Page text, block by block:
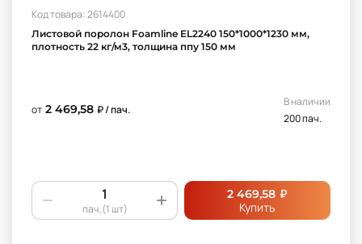
Код товара: 2614400
Листовой поролон Foamline EL2240 150*1000*1230 мм,
плотность 22 кг/м3, толщина ппу 150 мм
от 2 469,58 ₽ / пач.
В наличии
200 пач.
пач.(1 шт)
2 469,58 ₽
Купить